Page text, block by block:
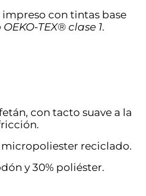
con tintas base
TEX® clase 1.
con tacto suave a la
micropoliester reciclado.
y 30% poliéster.